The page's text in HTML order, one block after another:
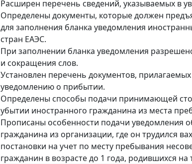
Расширен перечень сведений, указываемых в
Определены документы, которые должен
для заполнения бланка уведомления
стран ЕАЭС.
При заполнении бланка уведомления
и сокращения слов.
Установлен перечень документов,
уведомлению о прибытии.
Определены способы подачи принимающей
убытии иностранного гражданина из места
Прописаны особенности подачи уведомления
гражданина из организации, где он трудился
постановки на учет по месту пребывания
гражданин в возрасте до 1 года, родившихся